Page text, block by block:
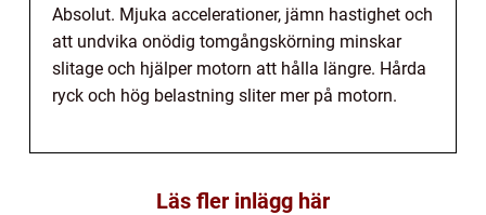
Absolut. Mjuka accelerationer, jämn hastighet och
att undvika onödig tomgångskörning minskar
slitage och hjälper motorn att hålla längre. Hårda
ryck och hög belastning sliter mer på motorn.
Läs fler inlägg här